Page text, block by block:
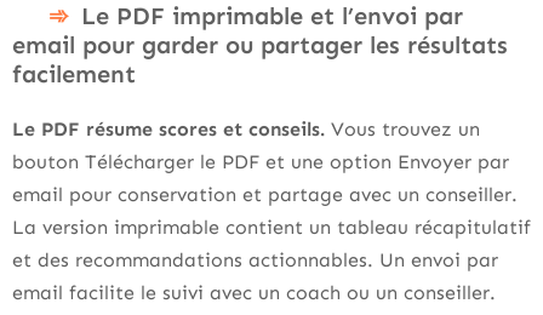
Le PDF imprimable et l’envoi par
email pour garder ou partager les résultats
facilement
Le PDF résume scores et conseils. Vous trouvez un
bouton Télécharger le PDF et une option Envoyer par
email pour conservation et partage avec un conseiller.
La version imprimable contient un tableau récapitulatif
et des recommandations actionnables. Un envoi par
email facilite le suivi avec un coach ou un conseiller.